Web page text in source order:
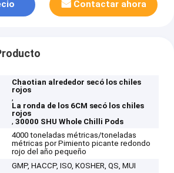
Contactar ahora
Chaotian alrededor secó los chiles
rojos
,
La ronda de los 6CM secó los chiles
rojos
,30000 SHU Whole Chilli Pods
4000 toneladas métricas/toneladas
métricas por Pimiento picante redondo
rojo del año pequeño
GMP, HACCP, ISO, KOSHER, QS, MUI